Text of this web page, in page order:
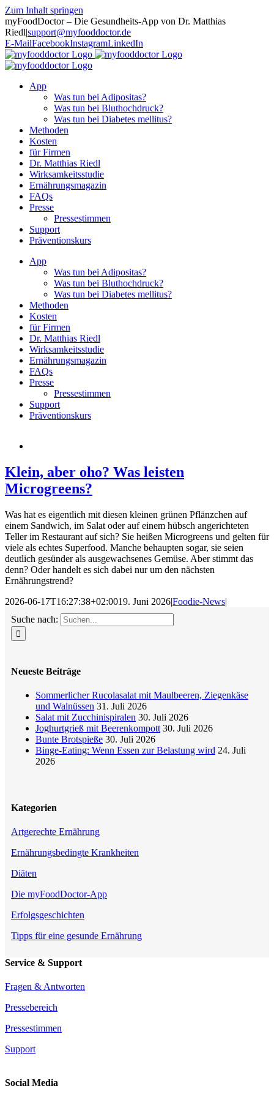
Zum Inhalt springen
myFoodDoctor – Die Gesundheits-App von Dr. Matthias
Riedl|support@myfooddoctor.de
E-MailFacebookInstagramLinkedIn
App
Was tun bei Adipositas?
Was tun bei Bluthochdruck?
Was tun bei Diabetes mellitus?
Methoden
Kosten
für Firmen
Dr. Matthias Riedl
Wirksamkeitsstudie
Ernährungsmagazin
FAQs
Presse
Pressestimmen
Support
Präventionskurs
App
Was tun bei Adipositas?
Was tun bei Bluthochdruck?
Was tun bei Diabetes mellitus?
Methoden
Kosten
für Firmen
Dr. Matthias Riedl
Wirksamkeitsstudie
Ernährungsmagazin
FAQs
Presse
Pressestimmen
Support
Präventionskurs
Klein, aber oho? Was leisten
Microgreens?
Was hat es eigentlich mit diesen kleinen grünen Pflänzchen auf
einem Sandwich, im Salat oder auf einem hübsch angerichteten
Teller im Restaurant auf sich? Sie heißen Microgreens und gelten für
viele als echtes Superfood. Manche behaupten sogar, sie seien
deutlich gesünder als ausgewachsenes Gemüse. Aber stimmt das
denn? Oder handelt es sich dabei nur um den nächsten
Ernährungstrend?
2026-06-17T16:27:38+02:0019. Juni 2026|Foodie-News|
Suche nach:
Neueste Beiträge
Sommerlicher Rucolasalat mit Maulbeeren, Ziegenkäse
und Walnüssen 31. Juli 2026
Salat mit Zucchinispiralen 30. Juli 2026
Joghurtgrieß mit Beerenkompott 30. Juli 2026
Bunte Brotspieße 30. Juli 2026
Binge-Eating: Wenn Essen zur Belastung wird 24. Juli
2026
Kategorien
Artgerechte Ernährung
Ernährungsbedingte Krankheiten
Diäten
Die myFoodDoctor-App
Erfolgsgeschichten
Tipps für eine gesunde Ernährung
Service & Support
Fragen & Antworten
Pressebereich
Pressestimmen
Support
Social Media